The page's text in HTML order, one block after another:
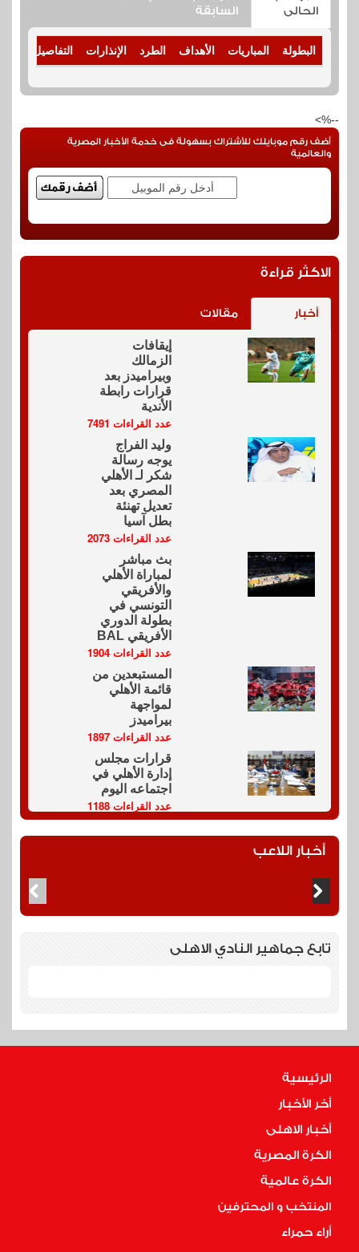
الحالى
السابقة
البطولة المباريات الأهداف الطرد الإنذارات التفاصيل
--%>
أضف رقم موبايلك للأشتراك بسهولة فى خدمة الأخبار المصرية
والعالمية
الاكثر قراءة
أخبار مقالات
إيقافات
الزمالك
وبيراميدز بعد
قرارات رابطة
الأندية
عدد القراءات 7491
وليد الفراج
يوجه رسالة
شكر لـ الأهلي
المصري بعد
تعديل تهنئة
بطل آسيا
عدد القراءات 2073
بث مباشر
لمباراة الأهلي
والأفريقي
التونسي في
بطولة الدوري
الأفريقي BAL
عدد القراءات 1904
المستبعدين من
قائمة الأهلي
لمواجهة
بيراميدز
عدد القراءات 1897
قرارات مجلس
إدارة الأهلي في
اجتماعه اليوم
عدد القراءات 1188
أخبار اللاعب
تابع جماهير النادي الاهلى
الرئيسية
أخر الأخبار
أخبار الاهلى
الكرة المصرية
الكرة عالمية
المنتخب و المحترفين
أراء حمراء